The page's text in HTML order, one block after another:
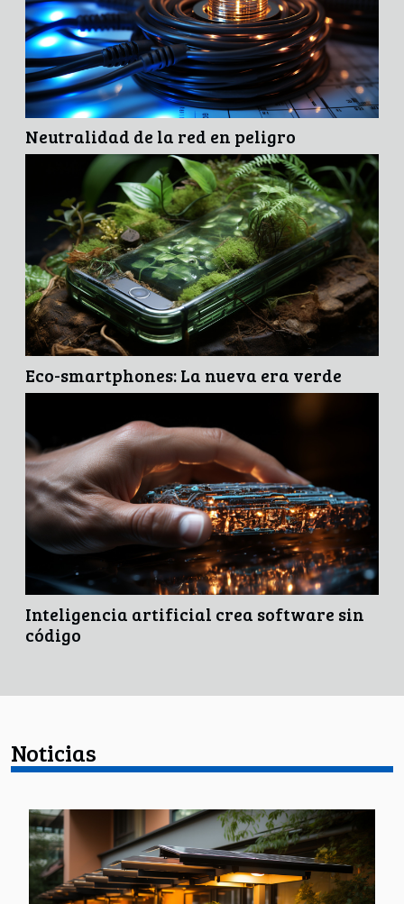
Neutralidad de la red en peligro
Eco-smartphones: La nueva era verde
Inteligencia artificial crea software sin
código
Noticias